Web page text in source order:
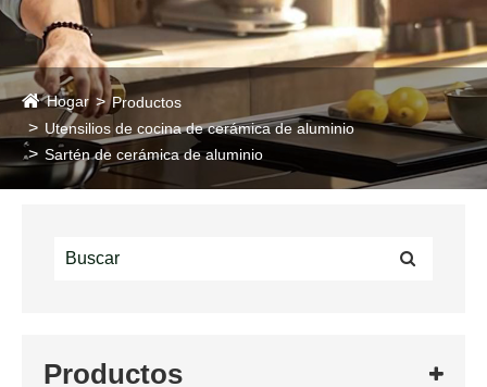
Hogar
Productos
Utensilios de cocina de cerámica de aluminio
Sartén de cerámica de aluminio
Productos